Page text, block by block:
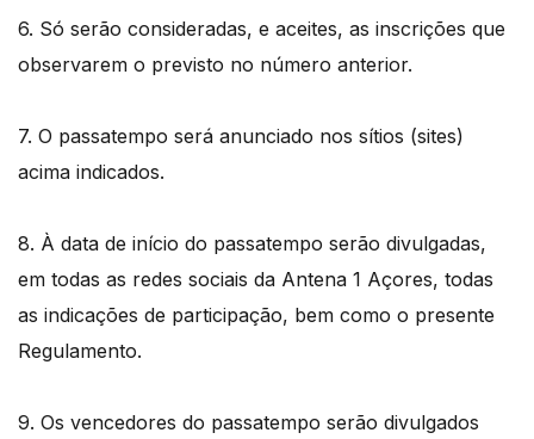
6. Só serão consideradas, e aceites, as inscrições que
observarem o previsto no número anterior.
7. O passatempo será anunciado nos sítios (sites)
acima indicados.
8. À data de início do passatempo serão divulgadas,
em todas as redes sociais da Antena 1 Açores, todas
as indicações de participação, bem como o presente
Regulamento.
9. Os vencedores do passatempo serão divulgados